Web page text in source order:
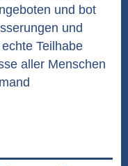
und bot
und
Teilhabe
aller Menschen